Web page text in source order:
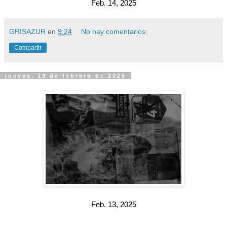
Feb. 14, 2025
GRISAZUR en 9:24 No hay comentarios:
Compartir
jueves, 13 de febrero de 2025
Feb. 13, 2025